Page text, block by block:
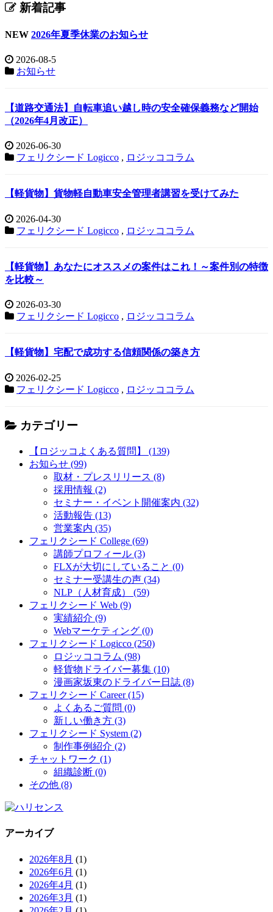
新着記事
NEW 2026年夏季休業のお知らせ
2026-08-5
お知らせ
【道路交通法】自転車追い越し時の安全確保義務など開始
（2026年4月改正）
2026-06-30
フェリクシード Logicco , ロジッココラム
【軽貨物】貨物軽自動車安全管理者講習を受けてみた
2026-04-30
フェリクシード Logicco , ロジッココラム
【軽貨物】あなたにオススメの案件はこれ！～案件別の特徴
を比較～
2026-03-30
フェリクシード Logicco , ロジッココラム
【軽貨物】宅配で成功する信頼関係の築き方
2026-02-25
フェリクシード Logicco , ロジッココラム
カテゴリー
【ロジッコよくある質問】 (139)
お知らせ (99)
取材・プレスリリース (8)
採用情報 (2)
セミナー・イベント開催案内 (32)
活動報告 (13)
営業案内 (35)
フェリクシード College (69)
講師プロフィール (3)
FLXが大切にしていること (0)
セミナー受講生の声 (34)
NLP（人材育成） (59)
フェリクシード Web (9)
実績紹介 (9)
Webマーケティング (0)
フェリクシード Logicco (250)
ロジッココラム (98)
軽貨物ドライバー募集 (10)
漫画家坂東のドライバー日誌 (8)
フェリクシード Career (15)
よくあるご質問 (0)
新しい働き方 (3)
フェリクシード System (2)
制作事例紹介 (2)
チャットワーク (1)
組織診断 (0)
その他 (8)
アーカイブ
2026年8月 (1)
2026年6月 (1)
2026年4月 (1)
2026年3月 (1)